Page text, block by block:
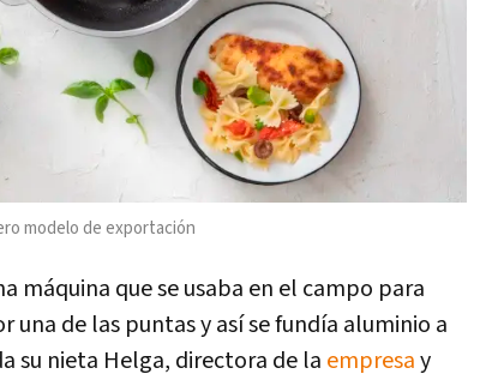
modelo de exportación
máquina que se usaba en el campo para
de las puntas y así se fundía aluminio a
su nieta Helga, directora de la empresay